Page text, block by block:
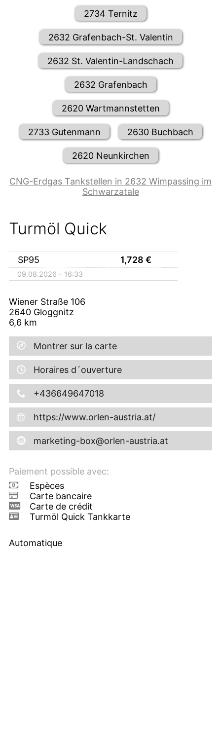
2734 Ternitz
2632 Grafenbach-St. Valentin
2632 St. Valentin-Landschach
2632 Grafenbach
2620 Wartmannstetten
2733 Gutenmann 2630 Buchbach
2620 Neunkirchen
CNG-Erdgas Tankstellen in 2632 Wimpassing im
Schwarzatale
Turmöl Quick
SP95 1,728 €
09.08.2026 - 16:33
Wiener Straße 106
2640 Gloggnitz
6,6 km
Montrer sur la carte
Horaires d´ouverture
+436649647018
https://www.orlen-austria.at/
marketing-box@orlen-austria.at
Paiement possible avec:
Espèces
Carte bancaire
Carte de crédit
Turmöl Quick Tankkarte
Automatique